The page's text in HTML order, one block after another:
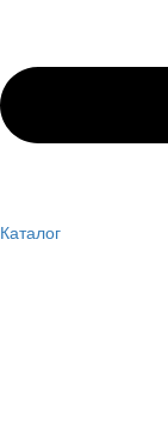
Каталог